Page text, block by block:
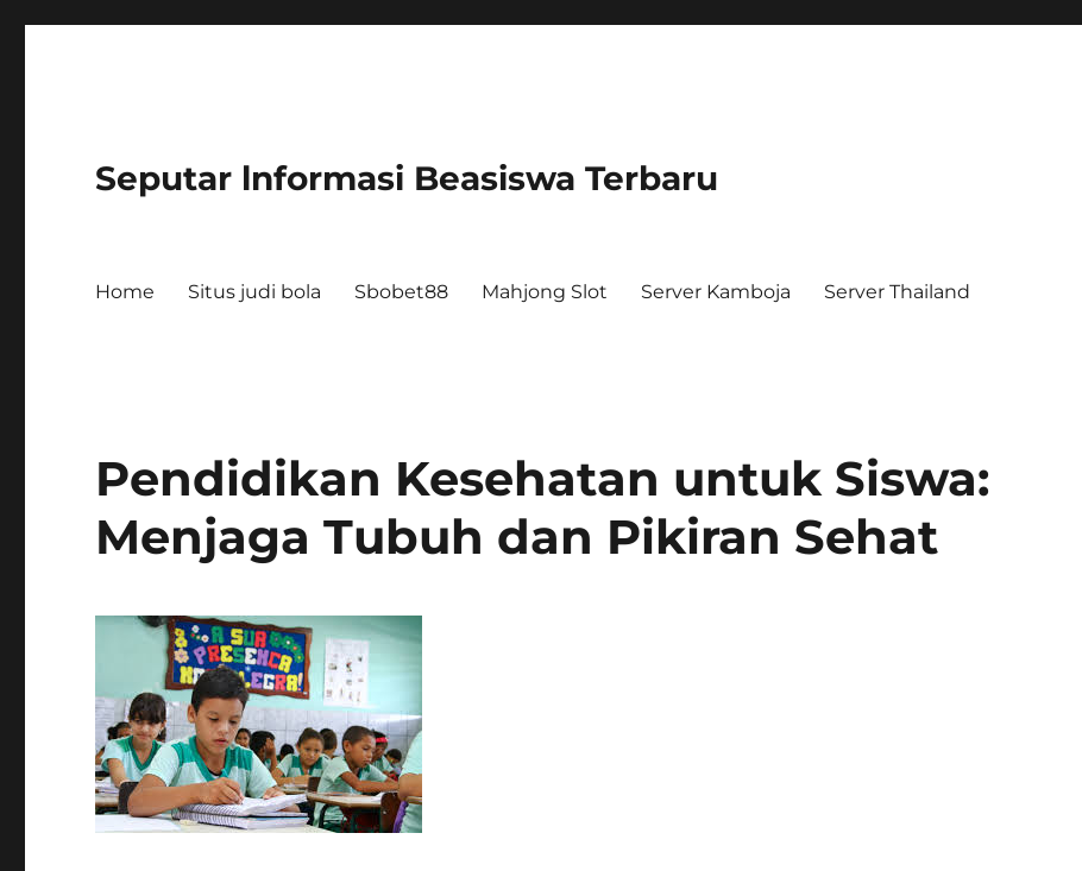
Seputar lnformasi Beasiswa Terbaru
Home Situs judi bola Sbobet88 Mahjong Slot Server Kamboja Server Thailand
Pendidikan Kesehatan untuk Siswa:
Menjaga Tubuh dan Pikiran Sehat